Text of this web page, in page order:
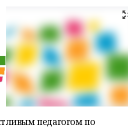
педагогом по